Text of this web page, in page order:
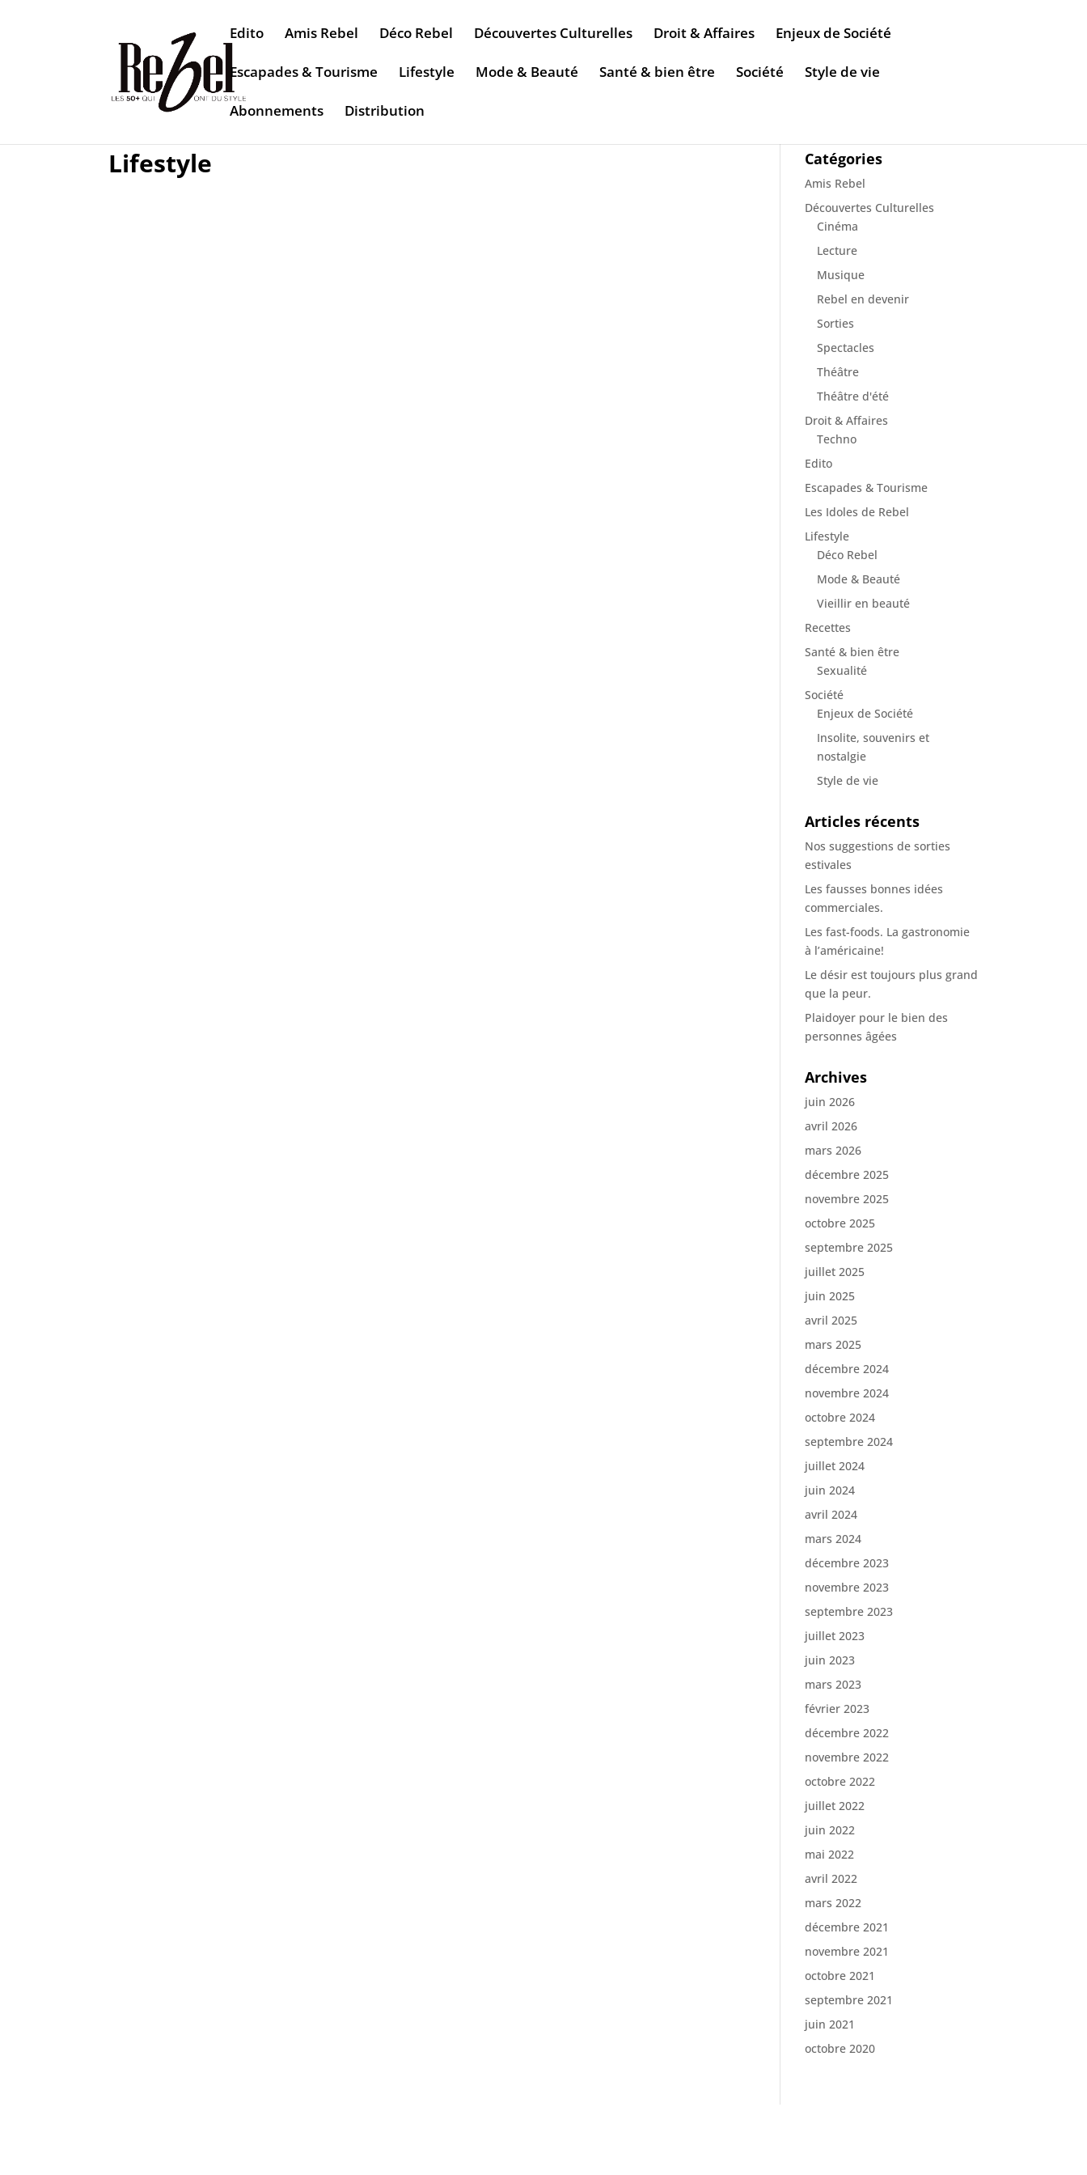
Edito Amis Rebel Déco Rebel Découvertes Culturelles Droit & Affaires Enjeux de Société
Escapades & Tourisme Lifestyle Mode & Beauté Santé & bien être Société Style de vie
Abonnements Distribution
Lifestyle Catégories
Amis Rebel
Découvertes Culturelles
Cinéma
Lecture
Musique
Rebel en devenir
Sorties
Spectacles
Théâtre
Théâtre d'été
Droit & Affaires
Techno
Edito
Escapades & Tourisme
Les Idoles de Rebel
Lifestyle
Déco Rebel
Mode & Beauté
Vieillir en beauté
Recettes
Santé & bien être
Sexualité
Société
Enjeux de Société
Insolite, souvenirs et
nostalgie
Style de vie
Articles récents
Nos suggestions de sorties
estivales
Les fausses bonnes idées
commerciales.
Les fast-foods. La gastronomie
à l’américaine!
Le désir est toujours plus grand
que la peur.
Plaidoyer pour le bien des
personnes âgées
Archives
juin 2026
avril 2026
mars 2026
décembre 2025
novembre 2025
octobre 2025
septembre 2025
juillet 2025
juin 2025
avril 2025
mars 2025
décembre 2024
novembre 2024
octobre 2024
septembre 2024
juillet 2024
juin 2024
avril 2024
mars 2024
décembre 2023
novembre 2023
septembre 2023
juillet 2023
juin 2023
mars 2023
février 2023
décembre 2022
novembre 2022
octobre 2022
juillet 2022
juin 2022
mai 2022
avril 2022
mars 2022
décembre 2021
novembre 2021
octobre 2021
septembre 2021
juin 2021
octobre 2020